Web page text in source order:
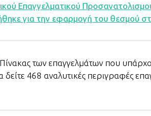
Επαγγελματικού
για την εφαρμογή του θεσμού
των επαγγελμάτων που
δείτε 468 αναλυτικές περιγραφές